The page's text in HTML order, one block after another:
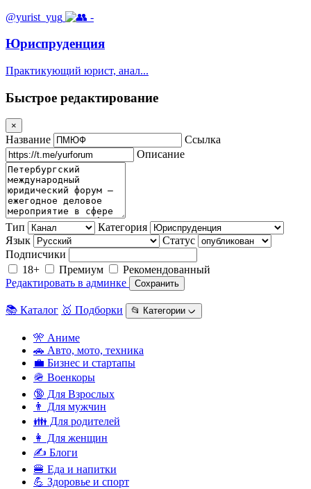
@yurist_yug -
Юриспруденция
Практикующий юрист, анал...
Быстрое редактирование
×
Название
Ссылка
Описание
Тип
Категория
Язык
Статус
Подписчики
18+
Премиум
Рекомендованный
Редактировать в админке
Сохранить
📚 Каталог 🥇 Подборки 📂 Категории ᨆ
🎌 Аниме
🚗 Авто, мото, техника
💼 Бизнес и стартапы
🪖 Военкоры
🔞 Для Взрослых
👨 Для мужчин
👪 Для родителей
👩 Для женщин
✍️ Блоги
🍔 Еда и напитки
💪 Здоровье и спорт